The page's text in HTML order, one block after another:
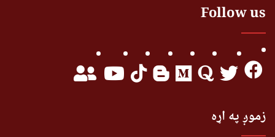
Follow us
زموږ په اړه